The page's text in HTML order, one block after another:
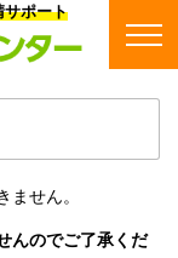
サポート
せん。
んのでご了承くだ